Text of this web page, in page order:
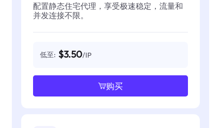
配置静态住宅代理，享受极速稳定，流量和
并发连接不限。
低至: $3.50/IP
购买